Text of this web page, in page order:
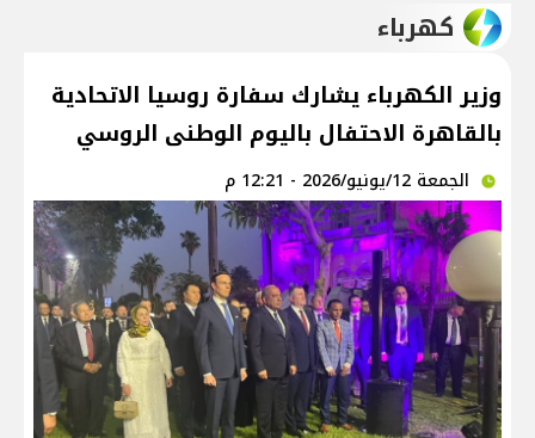
كهرباء
وزير الكهرباء يشارك سفارة روسيا الاتحادية
بالقاهرة الاحتفال باليوم الوطنى الروسي
الجمعة 12/يونيو/2026 - 12:21 م